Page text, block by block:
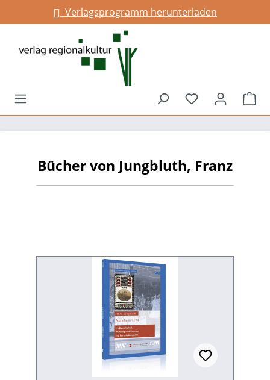
springenVerlagsprogramm herunterladen
Du hast 0
Bücher von Jungbluth, Franz